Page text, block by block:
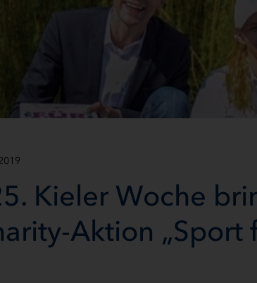
Kieler Woche
Aktion „Sport